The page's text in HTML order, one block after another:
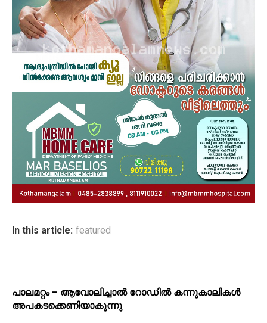
In this article: featured
പാലമറ്റം – ആവോലിച്ചാൽ റോഡിൽ കന്നുകാലികൾ
അപകടക്കെണിയാകുന്നു